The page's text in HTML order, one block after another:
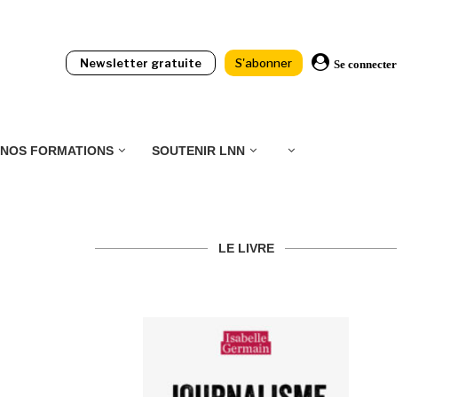
Newsletter gratuite S'abonner Se connecter
NOS FORMATIONS SOUTENIR LNN
LE LIVRE